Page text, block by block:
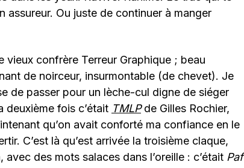
assureur. Ou juste de continuer à manger
vieux confrère Terreur Graphique ; beau
de noirceur, insurmontable (de chevet). Je
de passer pour un lèche-cul digne de siéger
deuxième fois c’était TMLPde Gilles Rochier,
qu’on avait conforté ma confiance en le
C’est là qu’est arrivée la troisième claque,
des mots salaces dans l’oreille : c’était Paf